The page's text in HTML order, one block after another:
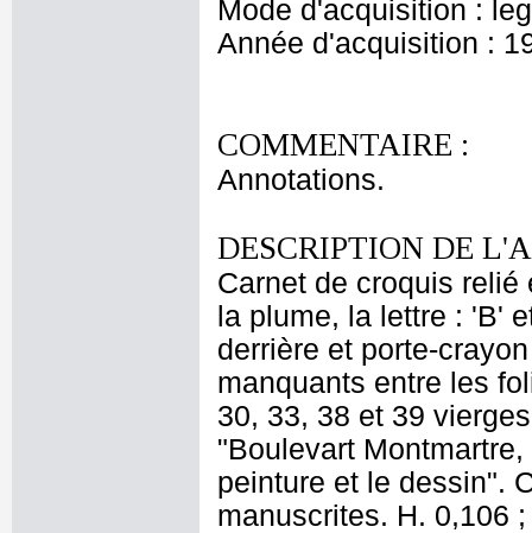
Mode d'acquisition :
Année d'acquisition :
COMMENTAIRE :
Annotations.
DESCRIPTION DE
Carnet de croquis
la plume, la lettre : 'B'
derrière et porte-
manquants entre les
30, 33, 38 et 39
"Boulevart
peinture et le dessin".
manuscrites. H. 0,106